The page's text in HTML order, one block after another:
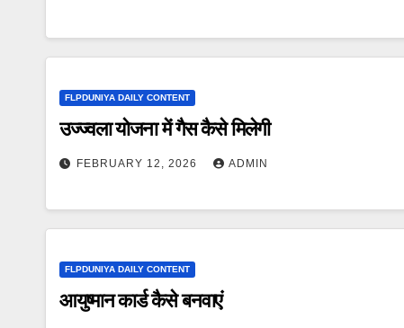
FLPDUNIYA DAILY CONTENT
उज्ज्वला योजना में गैस कैसे मिलेगी
FEBRUARY 12, 2026 ADMIN
FLPDUNIYA DAILY CONTENT
आयुष्मान कार्ड कैसे बनवाएं